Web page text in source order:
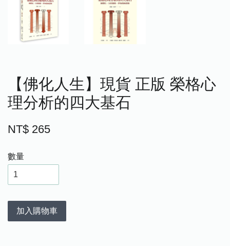
【佛化人生】現貨 正版 榮格心
理分析的四大基石
NT$ 265
數量
加入購物車